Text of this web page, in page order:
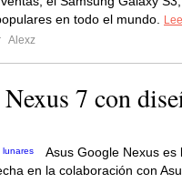
en todo el mundo.
Alexz
7 con
Asus Google Nexus es
en la colaboración con